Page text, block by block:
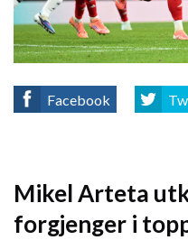
Facebook
Mikel Arteta
forgjenger i